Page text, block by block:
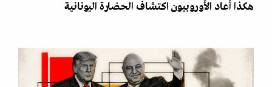
هكذا أعاد الأوروبيون اكتشاف الحضارة اليونانية